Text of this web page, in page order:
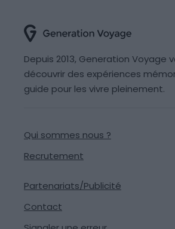
Depuis 2013, Generation Voyage
découvrir des expériences
guide pour les vivre pleinement.
Qui sommes nous ?
Recrutement
Partenariats/Publicité
Contact